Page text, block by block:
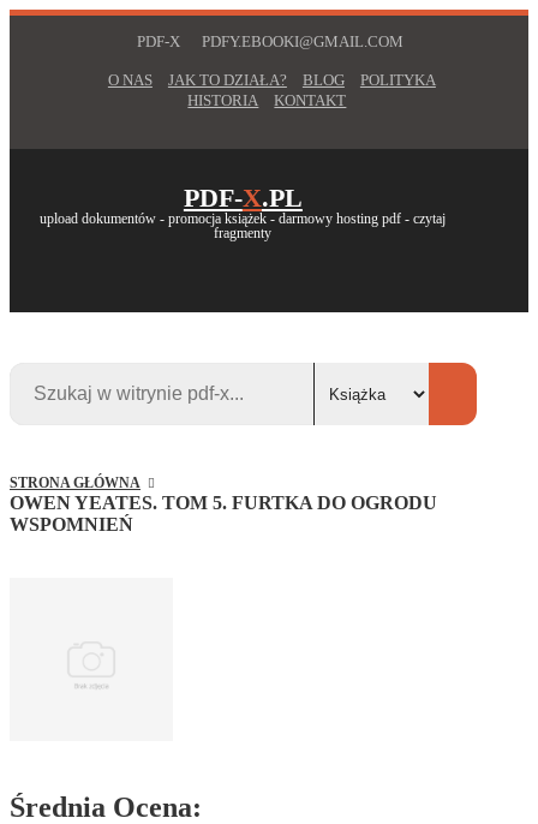
PDF-X PDFY.EBOOKI@GMAIL.COM
O NAS JAK TO DZIAŁA? BLOG
POLITYKA
HISTORIA
KONTAKT
PDF-X.PL
upload dokumentów - promocja książek - darmowy hosting pdf - czytaj
fragmenty
STRONA GŁÓWNA
OWEN YEATES. TOM 5. FURTKA DO OGRODU
WSPOMNIEŃ
Średnia Ocena: